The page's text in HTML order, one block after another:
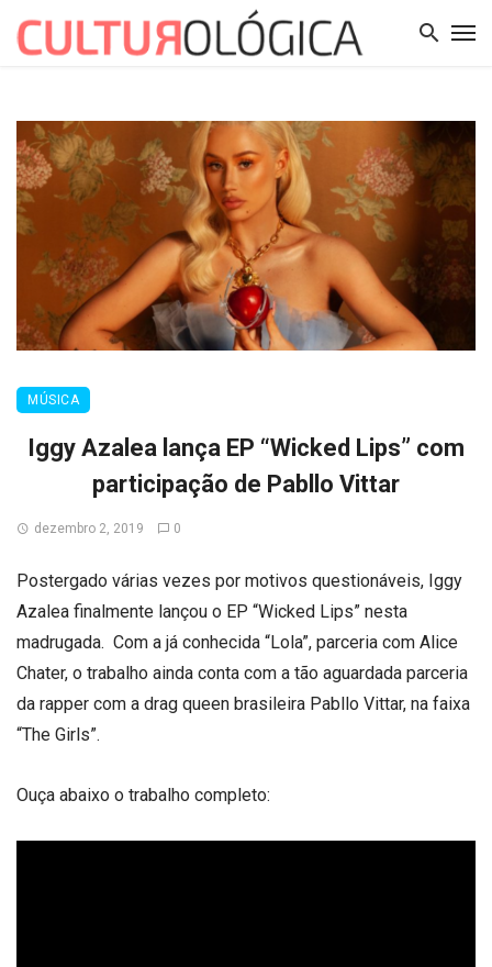
MÚSICA
Iggy Azalea lança EP “Wicked Lips” com
participação de Pabllo Vittar
dezembro 2, 2019 0
Postergado várias vezes por motivos questionáveis, Iggy
Azalea finalmente lançou o EP “Wicked Lips” nesta
madrugada. Com a já conhecida “Lola”, parceria com Alice
Chater, o trabalho ainda conta com a tão aguardada parceria
da rapper com a drag queen brasileira Pabllo Vittar, na faixa
“The Girls”.
Ouça abaixo o trabalho completo: